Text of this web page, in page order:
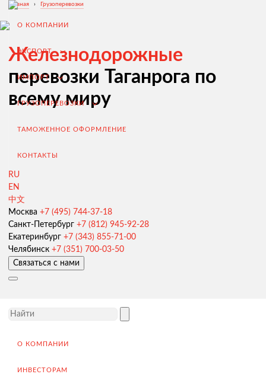
О КОМПАНИИ
ЭКСПОРТ
ИМПОРТ
ГРУЗОПЕРЕВОЗКИ
ТАМОЖЕННОЕ ОФОРМЛЕНИЕ
КОНТАКТЫ
RU
EN
中文
Москва +7 (495) 744-37-18
Санкт-Петербург +7 (812) 945-92-28
Екатеринбург +7 (343) 855-71-00
Челябинск +7 (351) 700-03-50
Связаться с нами
О КОМПАНИИ
ИНВЕСТОРАМ
Экспорт из России
Заключение контрактов и согласование условий поставки
Таможенное оформление и разрешительная документация
Доставка товара иностранному покупателю
Возмещение НДС при Экспорте
Подбор поставщиков в России
Главная › Грузоперевозки
Железнодорожные
перевозки Таганрога по
всему миру